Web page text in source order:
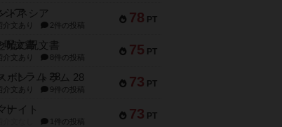
78 PT
ドネシア
介文あり 2件の投稿
75 PT
暁の呪文書
介文あり 8件の投稿
73 PT
ボン・トラム 28
介文あり 9件の投稿
73 PT
ナイト
1件の投稿